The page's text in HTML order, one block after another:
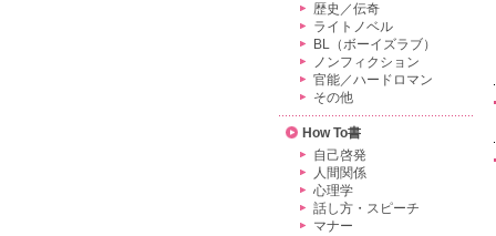
歴史／伝奇
ライトノベル
BL（ボーイズラブ）
ノンフィクション
官能／ハードロマン
その他
How To書
自己啓発
人間関係
心理学
話し方・スピーチ
マナー